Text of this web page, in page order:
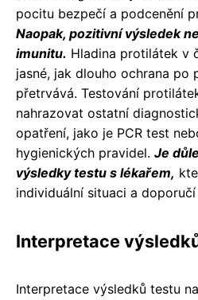
pocitu bezpečí a podcenění
Naopak, pozitivní výsledek
imunitu. Hladina protilátek v
jasné, jak dlouho ochrana po
přetrvává. Testování
nahrazovat ostatní
opatření, jako je PCR test
hygienických pravidel. Je
výsledky testu s lékařem,
individuální situaci a
Interpretace
Interpretace výsledků testu